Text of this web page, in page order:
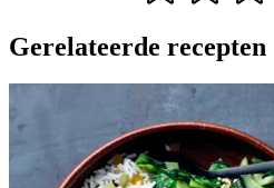
Gerelateerde recepten